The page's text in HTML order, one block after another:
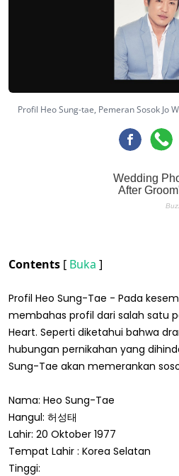
Profil Heo Sung-tae, Pemeran Sosok Jo
Contents [ Buka ]
Profil Heo Sung-Tae - Pada
membahas profil dari salah satu
Heart. Seperti diketahui bahwa
hubungan pernikahan yang
Sung-Tae akan memerankan
Nama: Heo Sung-Tae
Hangul: 허성태
Lahir: 20 Oktober 1977
Tempat Lahir : Korea Selatan
Tinggi: